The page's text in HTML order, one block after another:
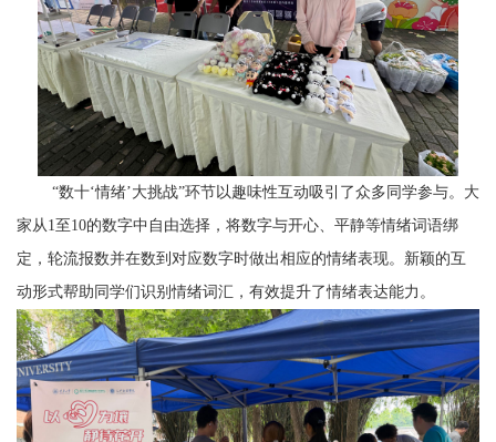
“数十‘情绪’大挑战”环节以趣味性互动吸引了众多同学参与。大
家从1至 10的数字中自由选择，将数字与开心、平静等情绪词语绑
定，轮流报数并在数到对应数字时做出相应的情绪表现。新颖的互
动形式帮助同学们识别情绪词汇，有效提升了情绪表达能力。